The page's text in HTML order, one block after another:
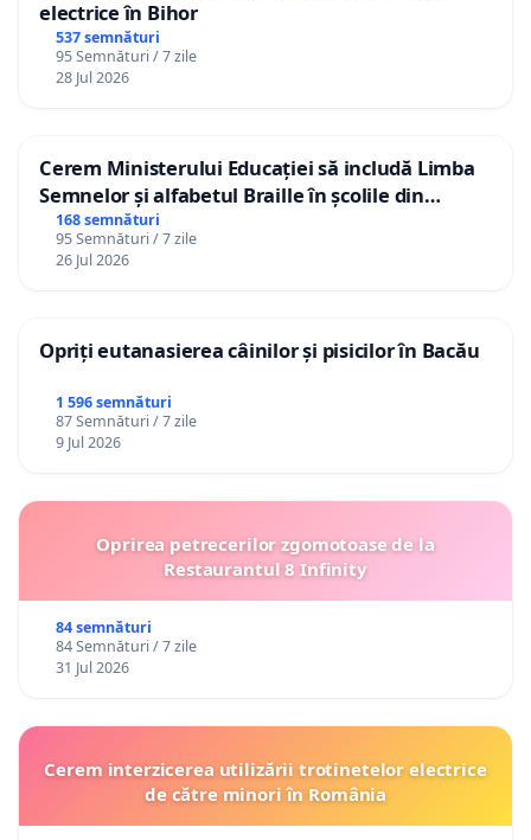
electrice în Bihor
537 semnături
95 Semnături / 7 zile
28 Jul 2026
Cerem Ministerului Educației să includă Limba
Semnelor și alfabetul Braille în școlile din
Republica Moldova!
168 semnături
95 Semnături / 7 zile
26 Jul 2026
Opriți eutanasierea câinilor și pisicilor în Bacău
1 596 semnături
87 Semnături / 7 zile
9 Jul 2026
Oprirea petrecerilor zgomotoase de la
Restaurantul 8 Infinity
84 semnături
84 Semnături / 7 zile
31 Jul 2026
Cerem interzicerea utilizării trotinetelor electrice
de către minori în România